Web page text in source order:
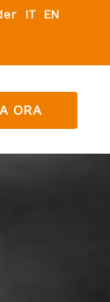
IT EN
ORA